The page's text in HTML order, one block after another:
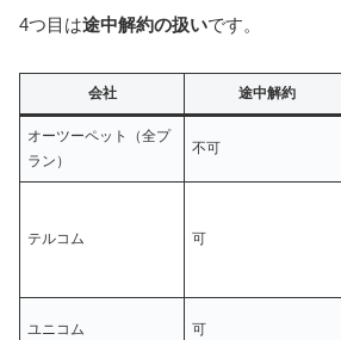
4つ目は途中解約の扱いです。
会社 途中解約
オーツーペット（全プ
ラン）
不可
テルコム 可
ユニコム 可